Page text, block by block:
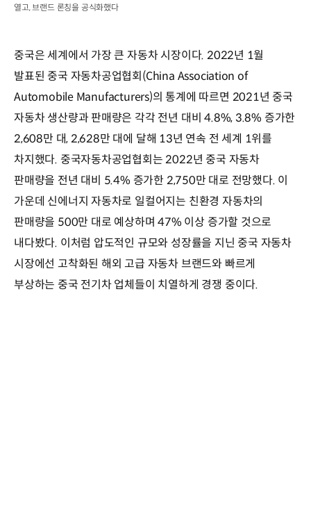
열고, 브랜드 론칭을 공식화했다
중국은 세계에서 가장 큰 자동차 시장이다. 2022년 1월
발표된 중국 자동차공업협회(China Association of
Automobile Manufacturers)의 통계에 따르면 2021년 중국
자동차 생산량과 판매량은 각각 전년 대비 4.8%, 3.8% 증가한
2,608만 대, 2,628만 대에 달해 13년 연속 전 세계 1위를
차지했다. 중국자동차공업협회는 2022년 중국 자동차
판매량을 전년 대비 5.4% 증가한 2,750만 대로 전망했다. 이
가운데 신에너지 자동차로 일컬어지는 친환경 자동차의
판매량을 500만 대로 예상하며 47% 이상 증가할 것으로
내다봤다. 이처럼 압도적인 규모와 성장률을 지닌 중국 자동차
시장에선 고착화된 해외 고급 자동차 브랜드와 빠르게
부상하는 중국 전기차 업체들이 치열하게 경쟁 중이다.